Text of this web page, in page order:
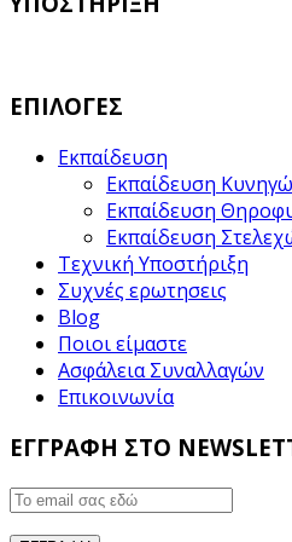
ΕΠΙΛΟΓΕΣ
Εκπαίδευση
Εκπαίδευση
Εκπαίδευση
Εκπαίδευση
Τεχνική Υποστήριξη
Συχνές ερωτησεις
Blog
Ποιοι είμαστε
Ασφάλεια Συναλλαγών
Επικοινωνία
ΕΓΓΡΑΦΗ ΣΤΟ